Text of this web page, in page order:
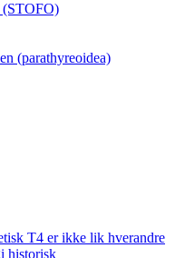
(STOFO)
(parathyreoidea)
T4 er ikke lik hverandre
historisk